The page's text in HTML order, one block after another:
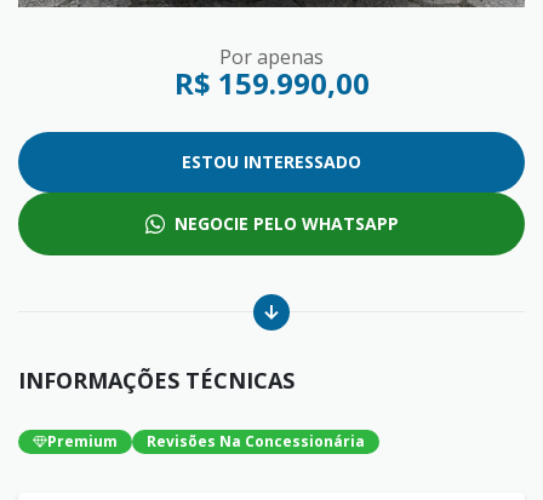
Por apenas
R$ 159.990,00
ESTOU INTERESSADO
NEGOCIE PELO WHATSAPP
INFORMAÇÕES TÉCNICAS
Premium Revisões Na Concessionária